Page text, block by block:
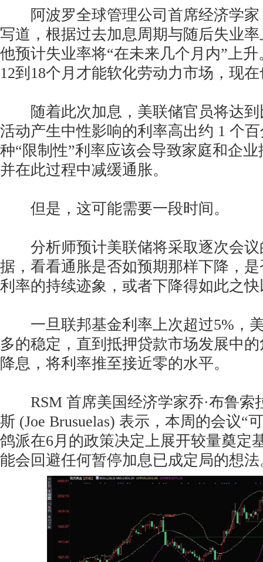
阿波罗全球管理公司首席经济学家
写道，根据过去加息周期与随后失业
他预计失业率将“在未来几个月内”上
12到18个月才能软化劳动力市场，现
随着此次加息，美联储官员将达到
活动产生中性影响的利率高出约 1 个
种“限制性”利率应该会导致家庭和企
并在此过程中减缓通胀。
但是，这可能需要一段时间。
分析师预计美联储将采取逐次会议
据，看看通胀是否如预期那样下降，
利率的持续迹象，或者下降得如此之
一旦联邦基金利率上次超过5%，
多的稳定，直到抵押贷款市场发展中
降息，将利率推至接近零的水平。
RSM 首席美国经济学家乔·布鲁索
斯 (Joe Brusuelas) 表示，本周的会议
鸽派在6月的政策决定上展开较量奠定
能会回避任何暂停加息已成定局的想法